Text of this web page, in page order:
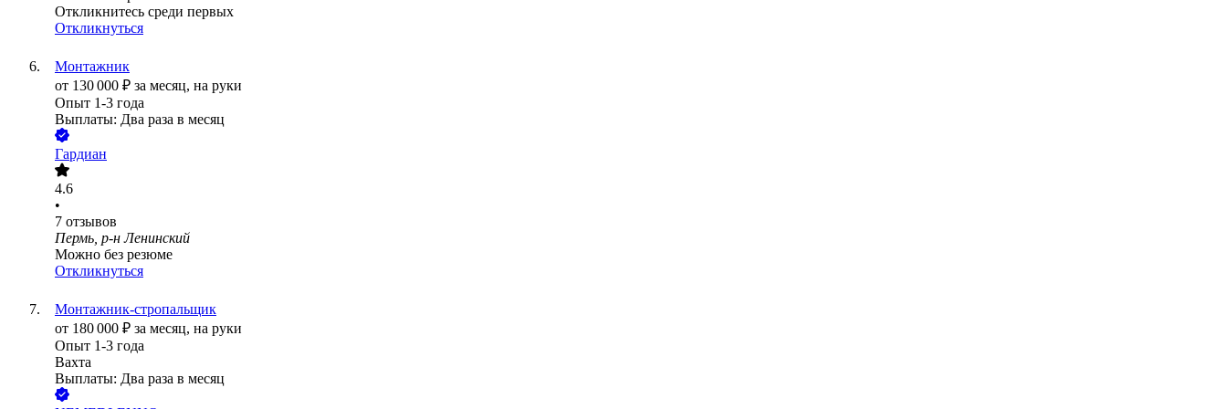
Откликнитесь среди первых
Откликнуться
Монтажник
от 130 000 ₽ за месяц, на руки
Опыт 1-3 года
Выплаты: Два раза в месяц
Гардиан
4.6
•
7 отзывов
Пермь, р-н Ленинский
Можно без резюме
Откликнуться
Монтажник-стропальщик
от 180 000 ₽ за месяц, на руки
Опыт 1-3 года
Вахта
Выплаты: Два раза в месяц